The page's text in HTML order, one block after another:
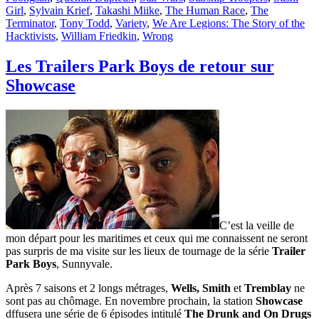
Girl, Sylvain Krief, Takashi Miike, The Human Race, The
Terminator, Tony Todd, Variety, We Are Legions: The Story of the
Hacktivists, William Friedkin, Wrong
Les Trailers Park Boys de retour sur
Showcase
C’est la veille de
mon départ pour les maritimes et ceux qui me connaissent ne seront
pas surpris de ma visite sur les lieux de tournage de la série Trailer
Park Boys, Sunnyvale.
Après 7 saisons et 2 longs métrages, Wells, Smith et Tremblay ne
sont pas au chômage. En novembre prochain, la station Showcase
dffusera une série de 6 épisodes intitulé The Drunk and On Drugs